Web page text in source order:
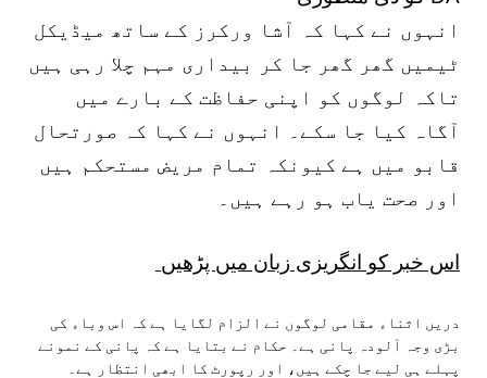
انہوں نے کہا کہ آشا ورکرز کے ساتھ میڈیکل
ٹیمیں گھر گھر جا کر بیداری مہم چلا رہی ہیں
تاکہ لوگوں کو اپنی حفاظت کے بارے میں
آگاہ کیا جا سکے۔ انہوں نے کہا کہ صورتحال
قابو میں ہے کیونکہ تمام مریض مستحکم ہیں
اور صحت یاب ہو رہے ہیں۔
اس خبر کو انگریزی زبان میں پڑھیں
دریں اثناء مقامی لوگوں نے الزام لگایا ہے کہ اس وباء کی
بڑی وجہ آلودہ پانی ہے۔ حکام نے بتایا ہے کہ پانی کے نمونے
پہلے ہی لیے جا چکے ہیں، اور رپورٹ کا ابھی انتظار ہے۔